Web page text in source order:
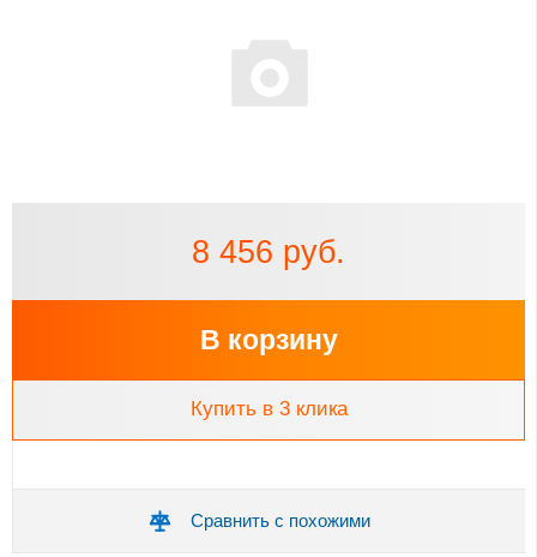
8 456 руб.
В корзину
Купить в 3 клика
Сравнить с похожими